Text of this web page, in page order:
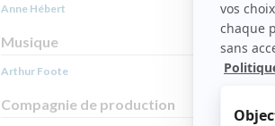
Anne Hébert
Musique
Arthur Foote
Compagnie de production